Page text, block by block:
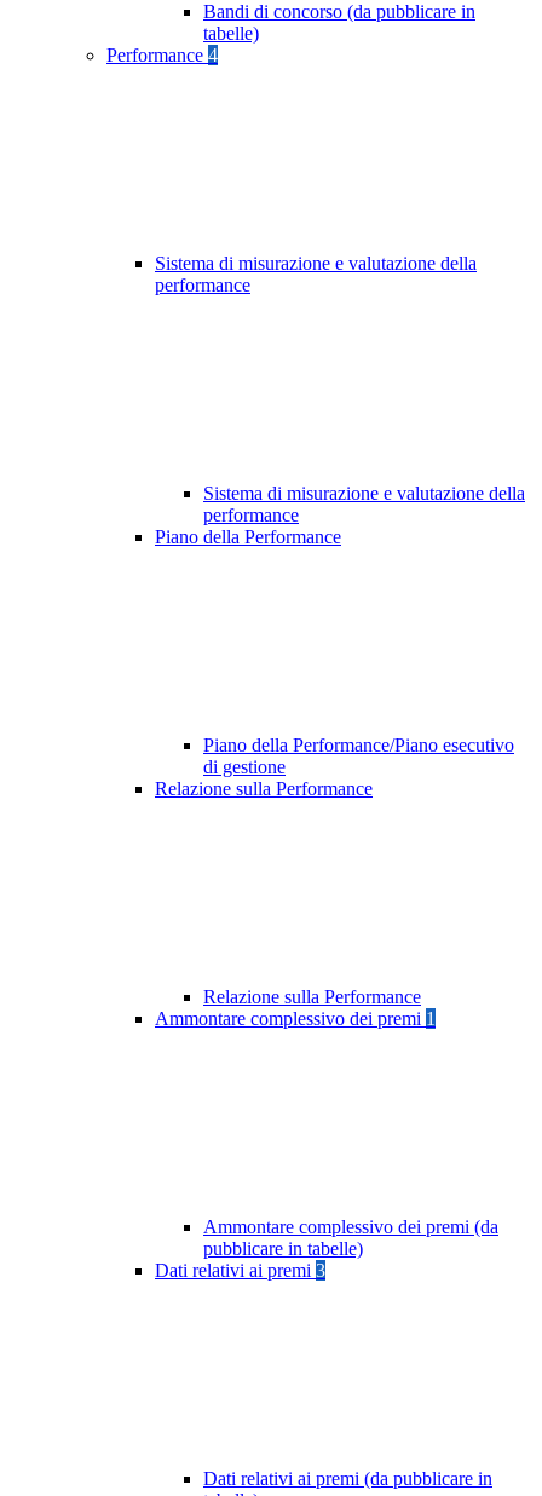
Bandi di concorso (da pubblicare in
tabelle)
Performance 4
Sistema di misurazione e valutazione della
performance
Sistema di misurazione e valutazione della
performance
Piano della Performance
Piano della Performance/Piano esecutivo
di gestione
Relazione sulla Performance
Relazione sulla Performance
Ammontare complessivo dei premi 1
Ammontare complessivo dei premi (da
pubblicare in tabelle)
Dati relativi ai premi 3
Dati relativi ai premi (da pubblicare in